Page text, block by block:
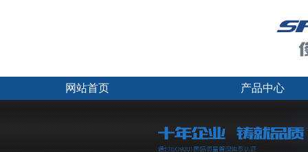
网站首页 产品中心